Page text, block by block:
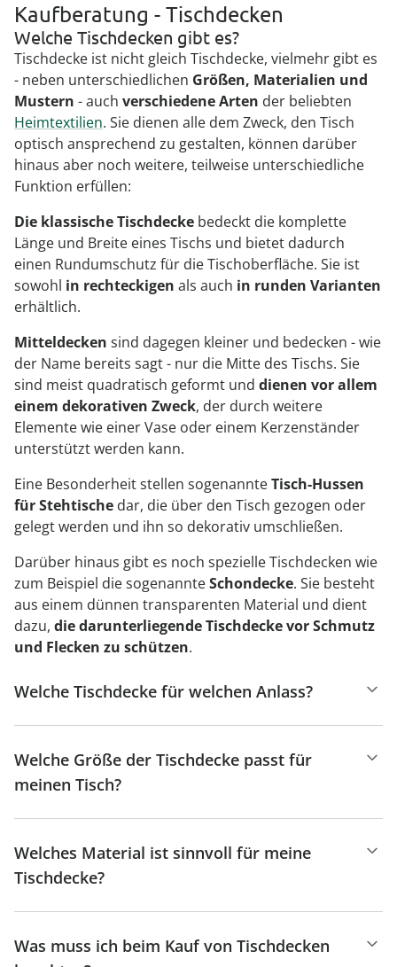
Kaufberatung - Tischdecken
Welche Tischdecken gibt es?
Tischdecke ist nicht gleich Tischdecke, vielmehr gibt es
- neben unterschiedlichen Größen, Materialien und
Mustern - auch verschiedene Arten der beliebten
Heimtextilien. Sie dienen alle dem Zweck, den Tisch
optisch ansprechend zu gestalten, können darüber
hinaus aber noch weitere, teilweise unterschiedliche
Funktion erfüllen:
Die klassische Tischdecke bedeckt die komplette
Länge und Breite eines Tischs und bietet dadurch
einen Rundumschutz für die Tischoberfläche. Sie ist
sowohl in rechteckigen als auch in runden Varianten
erhältlich.
Mitteldecken sind dagegen kleiner und bedecken - wie
der Name bereits sagt - nur die Mitte des Tischs. Sie
sind meist quadratisch geformt und dienen vor allem
einem dekorativen Zweck, der durch weitere
Elemente wie einer Vase oder einem Kerzenständer
unterstützt werden kann.
Eine Besonderheit stellen sogenannteTisch-Hussen
für Stehtische dar, die über den Tisch gezogen oder
gelegt werden und ihn so dekorativ umschließen.
Darüber hinaus gibt es noch spezielle Tischdecken wie
zum Beispiel die sogenannteSchondecke. Sie besteht
aus einem dünnen transparenten Material und dient
dazu, die darunterliegende Tischdeckevor Schmutz
und Flecken zu schützen.
Welche Tischdecke für welchen Anlass?
Welche Größe der Tischdecke passt für
meinen Tisch?
Welches Material ist sinnvoll für meine
Tischdecke?
Was muss ich beim Kauf von Tischdecken